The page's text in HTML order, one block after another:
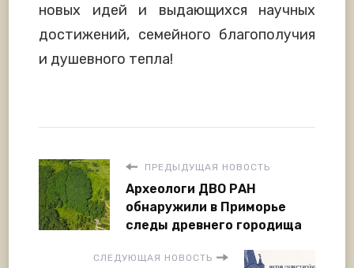
новых идей и выдающихся научных
достижений, семейного благополучия
и душевного тепла!
ПРЕДЫДУЩАЯ НОВОСТЬ
Археологи ДВО РАН
обнаружили в Приморье
следы древнего городища
СЛЕДУЮЩАЯ НОВОСТЬ